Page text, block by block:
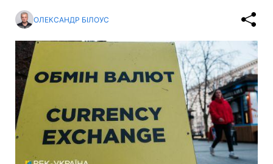
ОЛЕКСАНДР БІЛОУС